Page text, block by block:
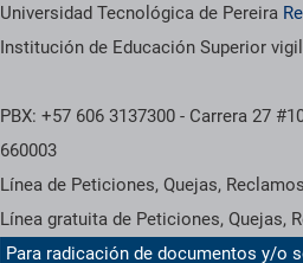
Universidad Tecnológica de Pereira
Institución de Educación Superior
PBX: +57 606 3137300 - Carrera 27
660003
Línea de Peticiones, Quejas,
Línea gratuita de Peticiones, Quejas,
Para radicación de documentos y/o